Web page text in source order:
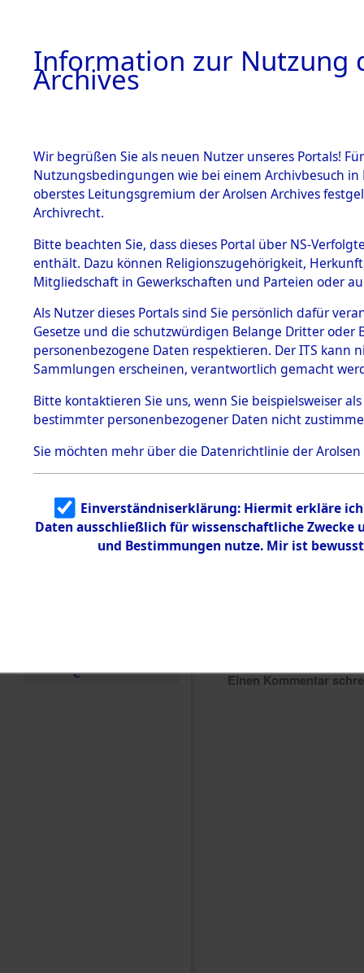
BESTÄNDE
1.
mente
5. Verschiedenes
5.3
Todesmärsche
5.3.1 Alliierte
Erhebungen
zu
Todesmärsch
en
5.3.2
Identifizierun
5.3.3
Todesmärsch
e
Listen
0054
Einen Kommentar
Information zur Nutzung
Archives
Wir begrüßen Sie als neuen Nutzer unseres Portals!
Nutzungsbedingungen wie bei einem Archivbesuch
oberstes Leitungsgremium der Arolsen Archives
Archivrecht.
Bitte beachten Sie, dass dieses Portal über NS-
enthält. Dazu können Religionszugehörigkeit,
Mitgliedschaft in Gewerkschaften und Parteien oder
Als Nutzer dieses Portals sind Sie persönlich dafür
Gesetze und die schutzwürdigen Belange Dritter
personenbezogene Daten respektieren. Der ITS
Sammlungen erscheinen, verantwortlich gemacht
Bitte kontaktieren Sie uns, wenn Sie beispielsweiser
bestimmter personenbezogener Daten nicht
Sie möchten mehr über die Datenrichtlinie der Arolsen
Einverständniserklärung: Hiermit erkläre
Daten ausschließlich für wissenschaftliche
und Bestimmungen nutze. Mir ist